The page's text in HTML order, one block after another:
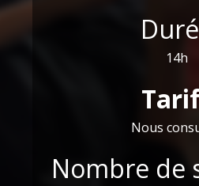
14h
Nous
Nombre de